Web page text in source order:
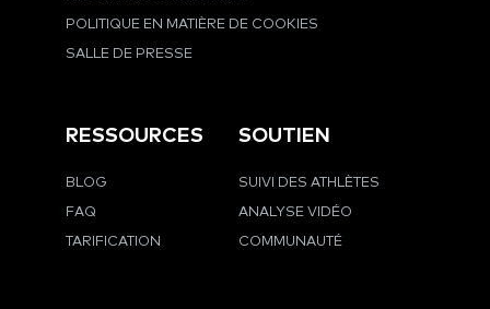
POLITIQUE EN MATIÈRE DE COOKIES
SALLE DE PRESSE
RESSOURCES
BLOG
FAQ
TARIFICATION
SOUTIEN
SUIVI DES ATHLÈTES
ANALYSE VIDÉO
COMMUNAUTÉ